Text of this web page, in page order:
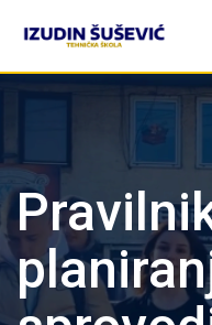
content